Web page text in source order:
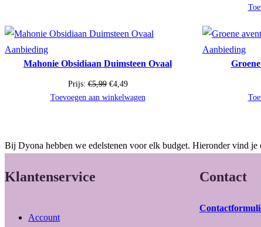
AanbiedingProduct
in
uitverkoop
Mahonie Obsidiaan Duimsteen Ovaal
Prijs:€5,99 Oorspronkelijke
prijs
€4,49Huidige
prijs
Toevoegen aan winkelwagen
Aanbieding
in
Bij Dyona hebben we edelstenen voor elk budget. Hieronder vind je
Klantenservice
Account
Contact